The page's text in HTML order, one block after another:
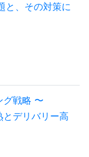
と、その対策に
グ戦略 〜
デリバリー高